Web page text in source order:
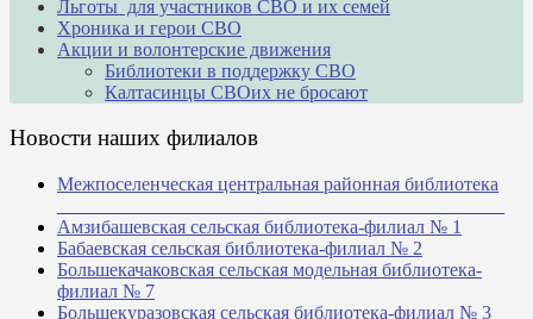
Льготы для участников СВО и их семей
Хроника и герои СВО
Акции и волонтерские движения
Библиотеки в поддержку СВО
Калтасинцы СВОих не бросают
Новости наших филиалов
Межпоселенческая центральная районная библиотека
Амзибашевская сельская библиотека-филиал № 1
Бабаевская сельская библиотека-филиал № 2
Большекачаковская сельская модельная библиотека-
филиал № 7
Большекуразовская сельская библиотека-филиал № 3